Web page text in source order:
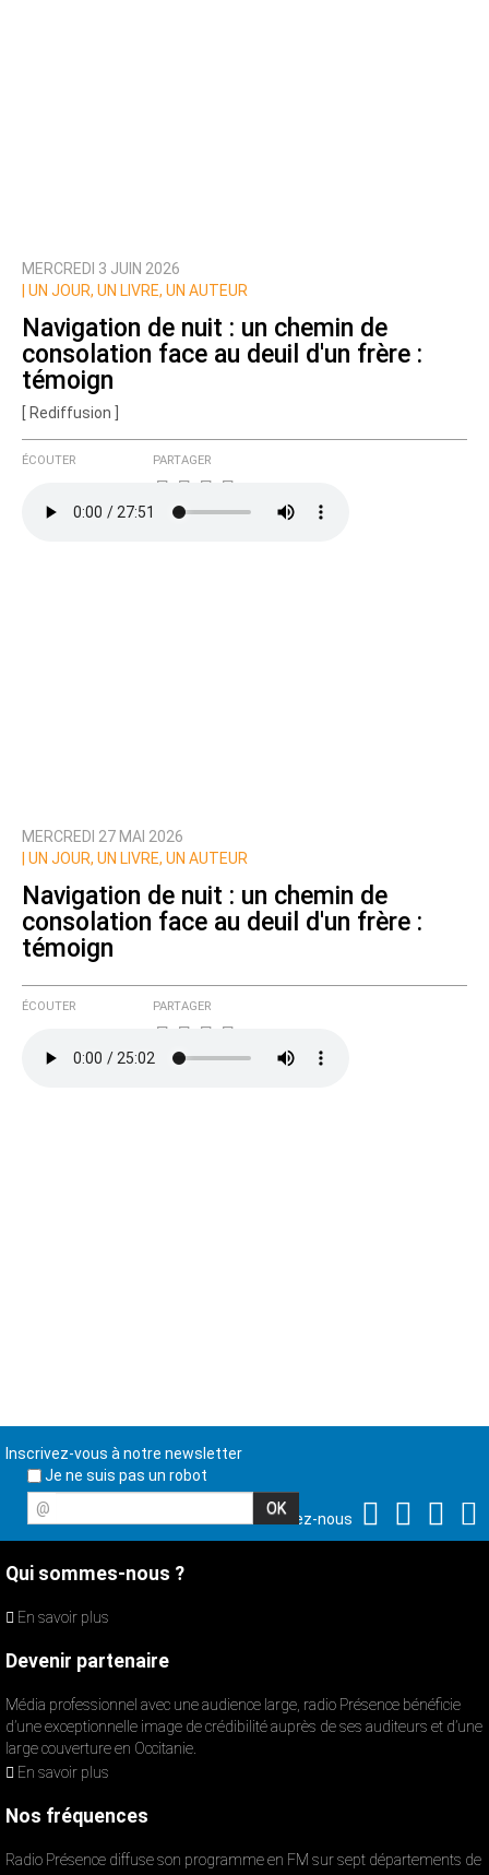
MERCREDI 3 JUIN 2026
UN JOUR, UN LIVRE, UN AUTEUR
Navigation de nuit : un chemin de
consolation face au deuil d'un frère :
témoign
[ Rediffusion ]
ÉCOUTER PARTAGER
MERCREDI 27 MAI 2026
UN JOUR, UN LIVRE, UN AUTEUR
Navigation de nuit : un chemin de
consolation face au deuil d'un frère :
témoign
ÉCOUTER PARTAGER
Inscrivez-vous à notre newsletter
Je ne suis pas un robot
@
Suivez-nous
Qui sommes-nous ?
En savoir plus
Devenir partenaire
Média professionnel avec une audience large, radio Présence bénéficie
d’une exceptionnelle image de crédibilité auprès de ses auditeurs et d’une
large couverture en Occitanie.
En savoir plus
Nos fréquences
Radio Présence diffuse son programme en FM sur sept départements de